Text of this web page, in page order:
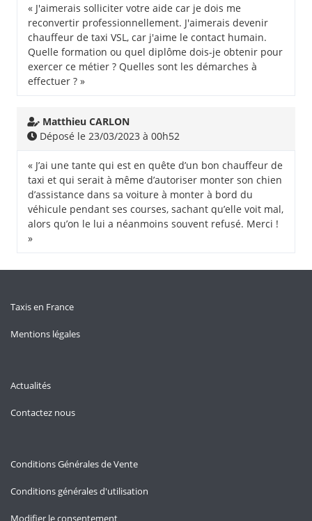
« J'aimerais solliciter votre aide car je dois me
reconvertir professionnellement. J'aimerais devenir
chauffeur de taxi VSL, car j'aime le contact humain.
Quelle formation ou quel diplôme dois-je obtenir pour
exercer ce métier ? Quelles sont les démarches à
effectuer ? »
Matthieu CARLON
Déposé le 23/03/2023 à 00h52
« J’ai une tante qui est en quête d’un bon chauffeur de
taxi et qui serait à même d’autoriser monter son chien
d’assistance dans sa voiture à monter à bord du
véhicule pendant ses courses, sachant qu’elle voit mal,
alors qu’on le lui a néanmoins souvent refusé. Merci !
»
Taxis en France
Mentions légales
Actualités
Contactez nous
Conditions Générales de Vente
Conditions générales d'utilisation
Modifier le consentement